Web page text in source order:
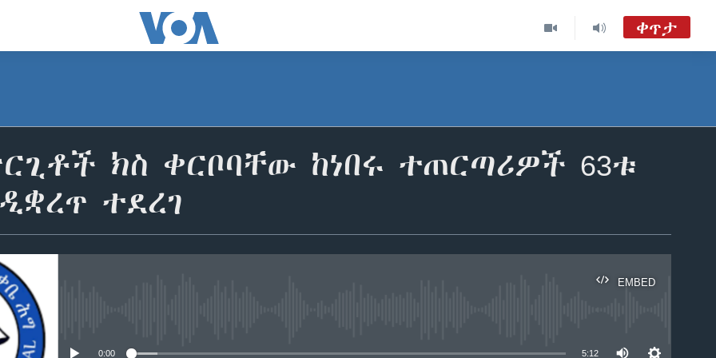
ቀጥታ
VOA Amharic Audio Tube
ክስ ቀርቦባቸው ከነበሩ ተጠርጣሪዎች 63ቱ
ተደረገ
EMBED
0:00 5:12